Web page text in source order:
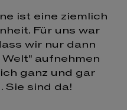
ist eine ziemlich
Für uns war
wir nur dann
aufnehmen
ganz und gar
Sie sind da!